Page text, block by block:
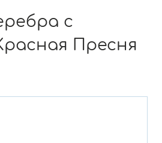
с
Пресня